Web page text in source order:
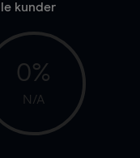
kunder
0%
N/A